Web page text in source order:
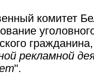
комитет
рекламной
".